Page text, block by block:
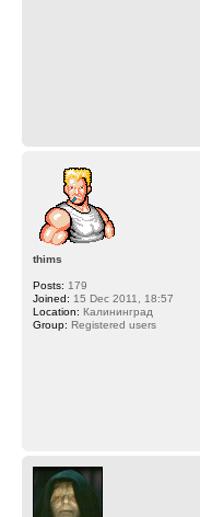
thims
Posts: 179
Joined: 15 Dec 2011, 18:57
Location: Калининград
Group: Registered users